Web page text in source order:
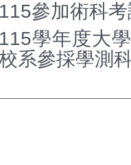
115參加術科
115學年度大
系參採學測